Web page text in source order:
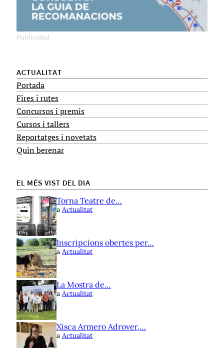
ACTUALITAT
Portada
Fires i rutes
Concursos i premis
Cursos i tallers
Reportatges i novetats
Quin berenar
EL MÉS VIST DEL DIA
Torna Teatre de…
a Actualitat
Inscripcions obertes per…
a Actualitat
La Mostra de…
a Actualitat
Xisca Armero Adrover,…
a Actualitat